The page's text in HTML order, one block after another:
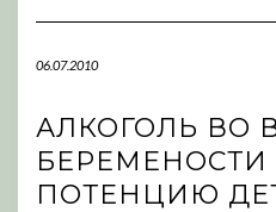
06.07.2010
АЛКОГОЛЬ ВО
ПОТЕНЦИЮ